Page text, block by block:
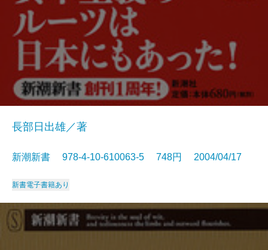
長部日出雄／著
新潮新書 978-4-10-610063-5 748円 2004/04/17
新書電子書籍あり